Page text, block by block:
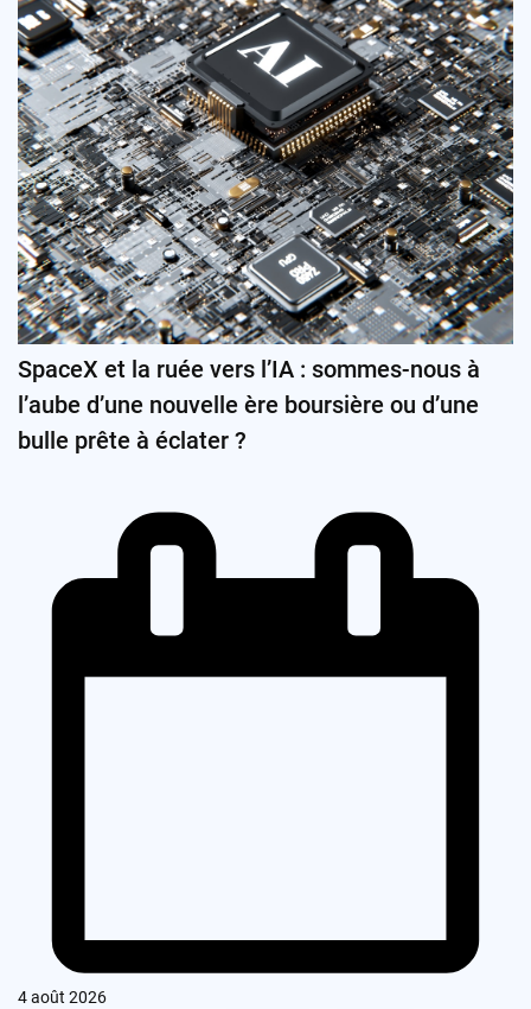
SpaceX et la ruée vers l’IA : sommes-nous à
l’aube d’une nouvelle ère boursière ou d’une
bulle prête à éclater ?
4 août 2026